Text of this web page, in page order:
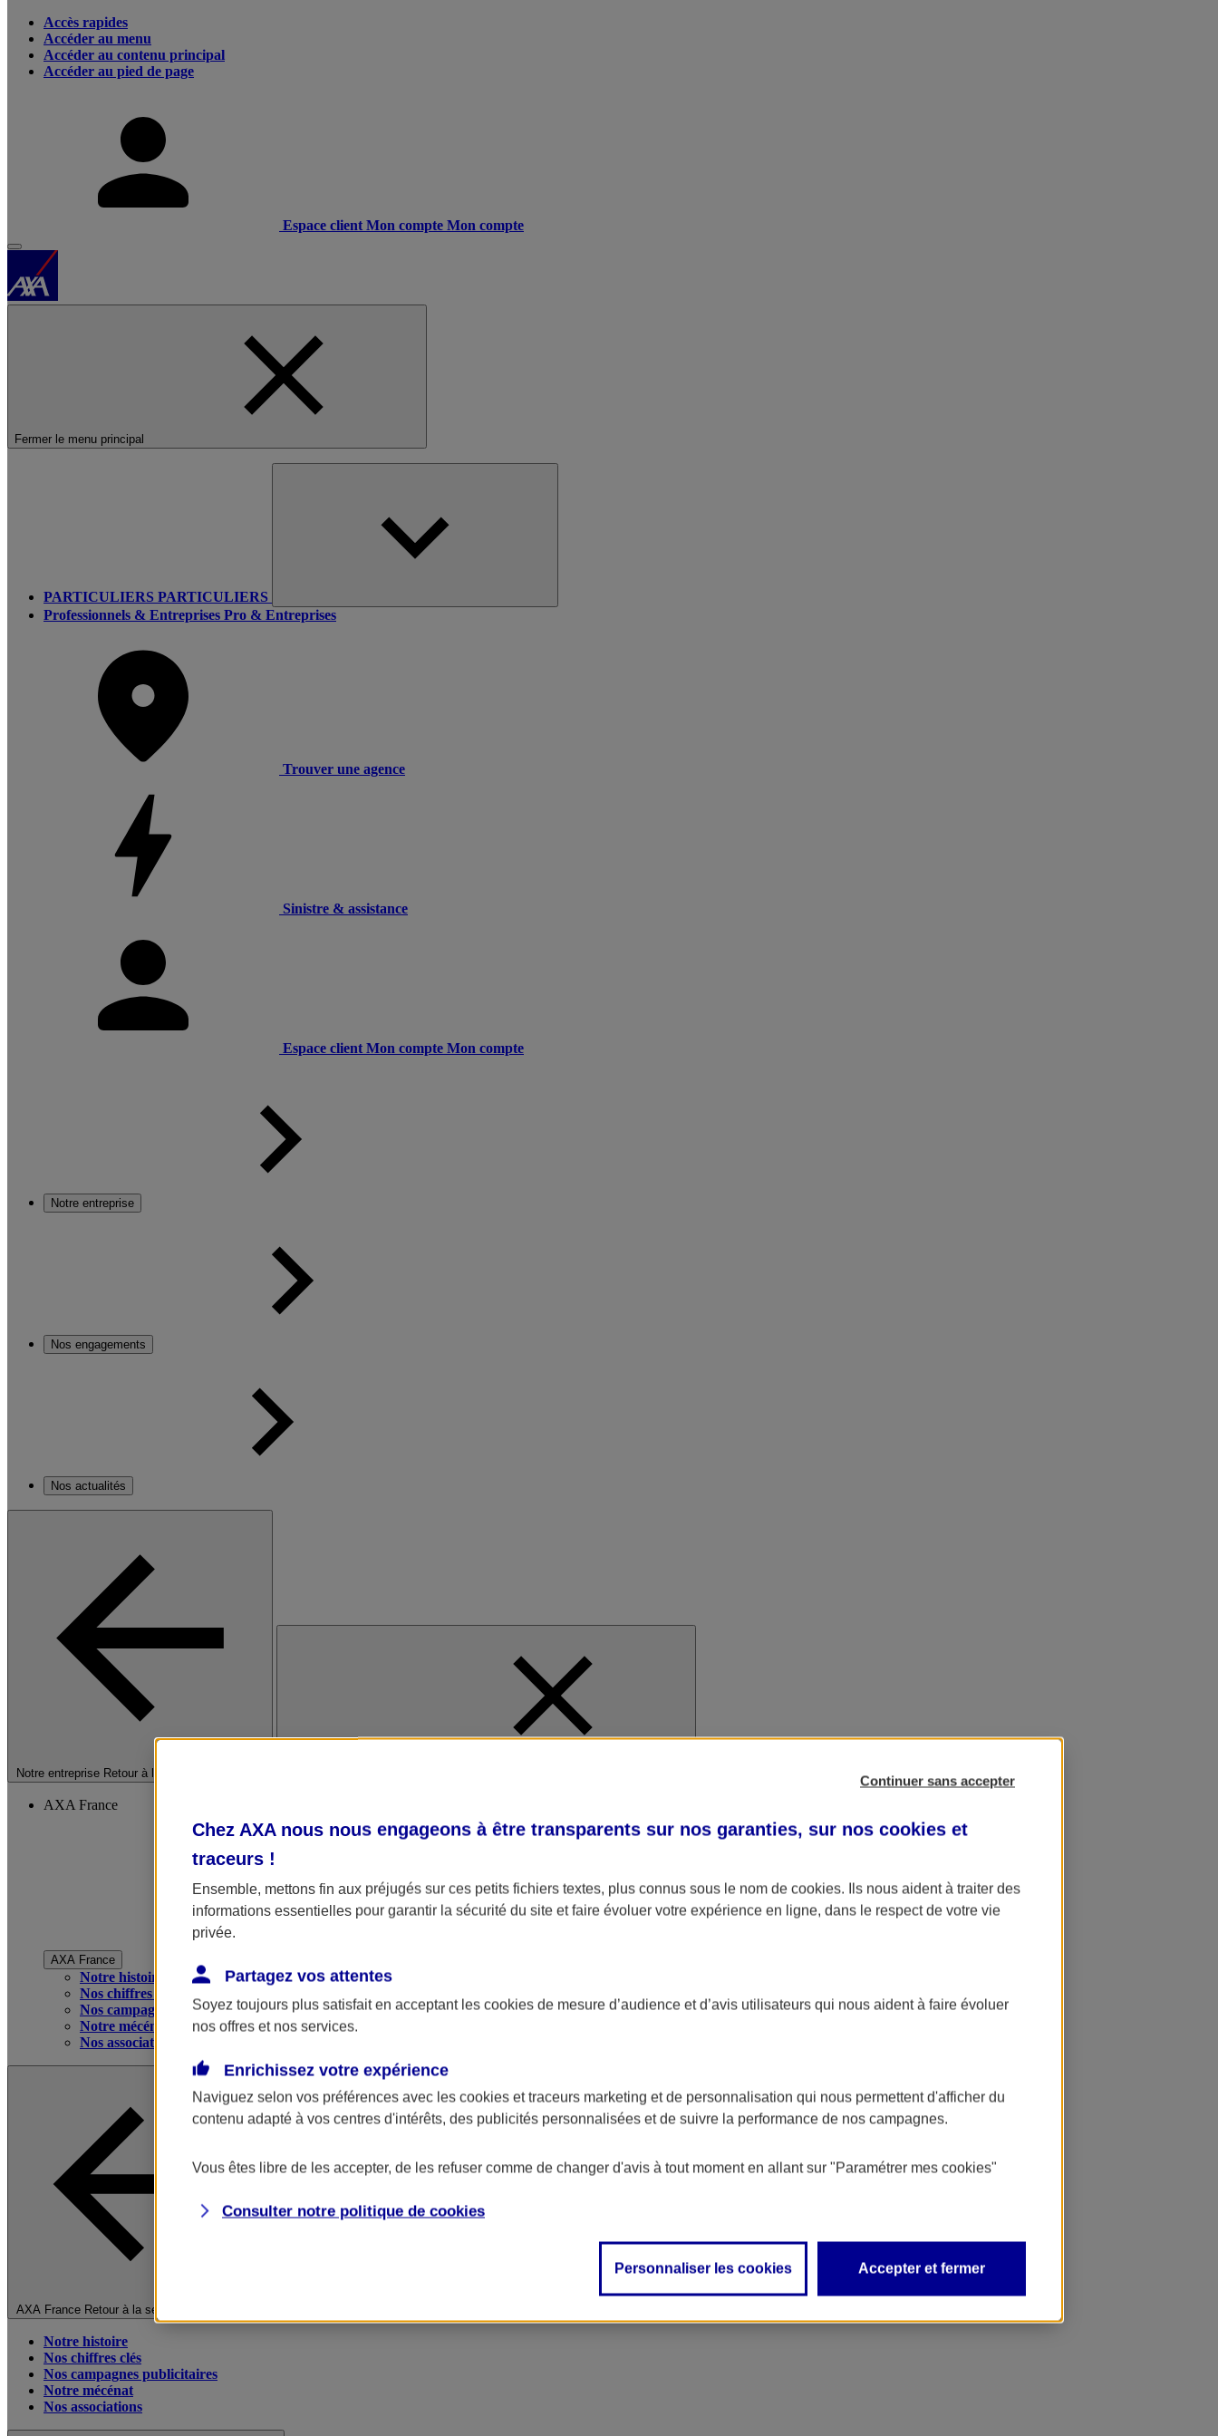
Accès rapides
Accéder au menu
Accéder au contenu principal
Accéder au pied de page
Espace client Mon compte Mon compte
Fermer le menu principal
PARTICULIERS PARTICULIERS
Professionnels & Entreprises Pro & Entreprises
Trouver une agence
Sinistre & assistance
Espace client Mon compte Mon compte
Notre entreprise
Nos engagements
Nos actualités
Notre entreprise Retour à la section précédente
AXA France
AXA France
Notre histoire
Nos chiffres clés
Nos campagnes publicitaires
Notre mécénat
Nos associations
AXA France Retour à la section précédente
Notre histoire
Nos chiffres clés
Nos campagnes publicitaires
Notre mécénat
Nos associations
Continuer sans accepter
Chez AXA nous nous engageons à être transparents sur nos garanties, sur nos cookies et
traceurs !
Ensemble, mettons fin aux préjugés sur ces petits fichiers textes, plus connus sous le nom de cookies. Ils nous aident à traiter des
informations essentielles pour garantir la sécurité du site et faire évoluer votre expérience en ligne, dans le respect de votre vie
privée.
Partagez vos attentes
Soyez toujours plus satisfait en acceptant les cookies de mesure d’audience et d’avis utilisateurs qui nous aident à faire évoluer
nos offres et nos services.
Enrichissez votre expérience
Naviguez selon vos préférences avec les cookies et traceurs marketing et de personnalisation qui nous permettent d'afficher du
contenu adapté à vos centres d'intérêts, des publicités personnalisées et de suivre la performance de nos campagnes.
Vous êtes libre de les accepter, de les refuser comme de changer d'avis à tout moment en allant sur "Paramétrer mes cookies"
Consulter notre politique de cookies
Personnaliser les cookies Accepter et fermer